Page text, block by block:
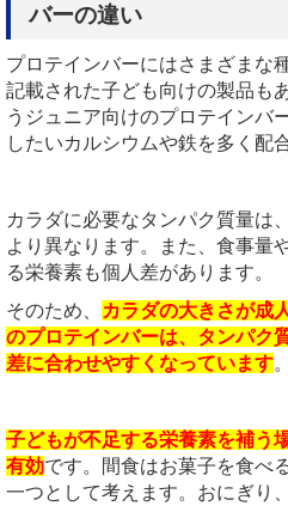
バーの違い
プロテインバーにはさまざまな
記載された子ども向けの製品も
うジュニア向けのプロテインバ
したいカルシウムや鉄を多く配
カラダに必要なタンパク質量は
より異なります。また、食事量
る栄養素も個人差があります。
そのため、
カラダの大きさが成
のプロテインバーは、タンパク
差に合わせやすくなっています。
子どもが不足する栄養素を補う
有効です。間食はお菓子を食べ
一つとして考えます。おにぎり